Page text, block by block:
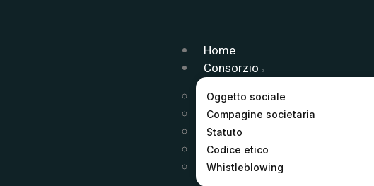
Home
Consorzio
Oggetto sociale
Compagine societaria
Statuto
Codice etico
Whistleblowing